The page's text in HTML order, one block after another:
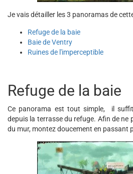
Je vais détailler les 3 panoramas de
Refuge de la baie
Baie de Ventry
Ruines de l'imperceptible
Refuge de la baie
Ce panorama est tout simple, il
depuis la terrasse du refuge. Afin de ne
du mur, montez doucement en passant